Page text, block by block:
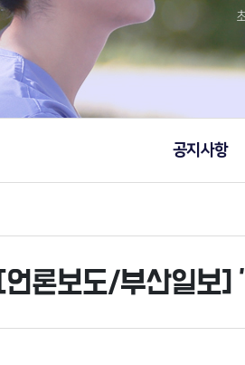
공지사항
[언론보도/부산일보]